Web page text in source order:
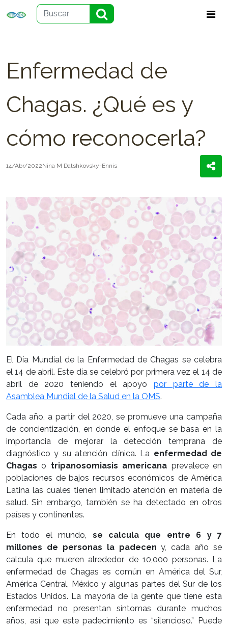
Enfermedad de
Chagas. ¿Qué es y
cómo reconocerla?
14/Abr/2022Nina M Datshkovsky-Ennis
El Día Mundial de la Enfermedad de Chagas se celebra
el 14 de abril. Este día se celebró por primera vez el 14 de
abril de 2020 teniendo el apoyo por parte de la
Asamblea Mundial de la Salud en la OMS.
Cada año, a partir del 2020, se promueve una campaña
de concientización, en donde el enfoque se basa en la
importancia de mejorar la detección temprana de
diagnóstico y su atención clínica. La enfermedad de
Chagas o tripanosomiasis americana prevalece en
poblaciones de bajos recursos económicos de América
Latina las cuales tienen limitado atención en materia de
salud. Sin embargo, también se ha detectado en otros
países y continentes.
En todo el mundo, se calcula que entre 6 y 7
millones de personas la padecen y, cada año se
calcula que mueren alrededor de 10,000 personas. La
enfermedad de Chagas es común en América del Sur,
América Central, México y algunas partes del Sur de los
Estados Unidos. La mayoría de la gente que tiene esta
enfermedad no presentan síntomas durante muchos
años, así que este padecimiento es “silencioso.” Puede